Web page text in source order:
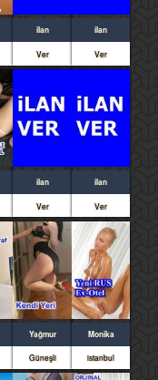
ilan
Ver
ilan
Ver
ilan
Ver
ilan
Ver
Yağmur
Güneşli
Monika
istanbul